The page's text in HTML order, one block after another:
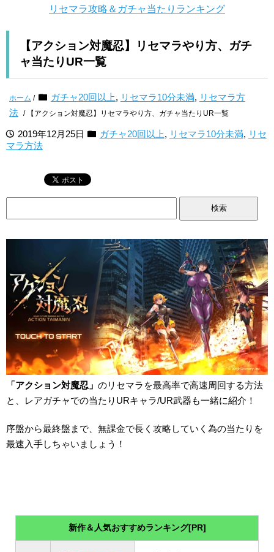
リセマラ攻略＆ガチャ当たりランキング
【アクション対魔忍】リセマラやり方、ガチ
ャ当たりUR一覧
ホーム / ガチャ20回以上, リセマラ10分未満, リセマラ方
法 / 【アクション対魔忍】リセマラやり方、ガチャ当たりUR一覧
2019年12月25日 ガチャ20回以上, リセマラ10分未満, リセ
マラ方法
「アクション対魔忍」 のリセマラを最高率で高速周回する方法
と、レアガチャでの当たりURキャラ/UR武器も一緒に紹介！
序盤から最終盤まで、無課金で長く攻略していく為の当たりを
最速入手しちゃいましょう！
新作＆人気おすすめランキング[PR]